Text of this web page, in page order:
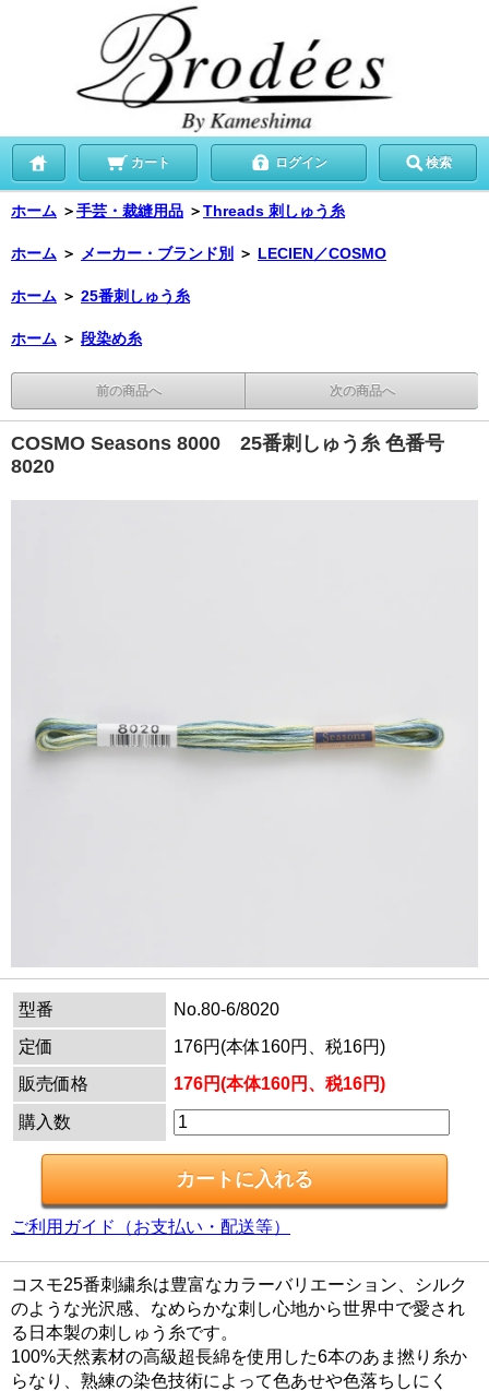
カート ログイン 検索
ホーム ＞手芸・裁縫用品 ＞Threads 刺しゅう糸
ホーム ＞ メーカー・ブランド別 ＞ LECIEN／COSMO
ホーム ＞ 25番刺しゅう糸
ホーム ＞ 段染め糸
前の商品へ 次の商品へ
COSMO Seasons 8000 25番刺しゅう糸 色番号
8020
型番
No.80-6/8020
定価
176円(本体160円、税16円)
販売価格
176円(本体160円、税16円)
購入数
ご利用ガイド（お支払い・配送等）
コスモ25番刺繍糸は豊富なカラーバリエーション、シルク
のような光沢感、なめらかな刺し心地から世界中で愛され
る日本製の刺しゅう糸です。
100%天然素材の高級超長綿を使用した6本のあま撚り糸か
らなり、熟練の染色技術によって色あせや色落ちしにく